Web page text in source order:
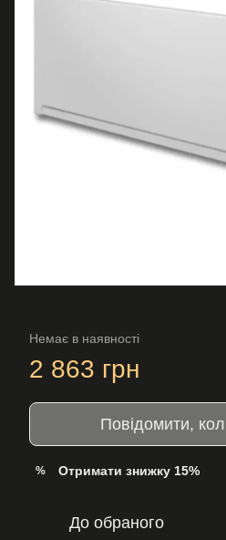
Немає в наявності
2 863 грн
Повідомити,
% Отримати знижку 15%
До обраного